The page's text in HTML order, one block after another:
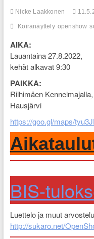
Nicke Laakkonen
Koiranäyttely openshow
AIKA:
Lauantaina 27.8.2022,
kehät alkavat 9:30
PAIKKA:
Riihimäen
Hausjärvi
https://goo.gl/maps/
BIS-
Luettelo ja muut
http://sukaro.net/